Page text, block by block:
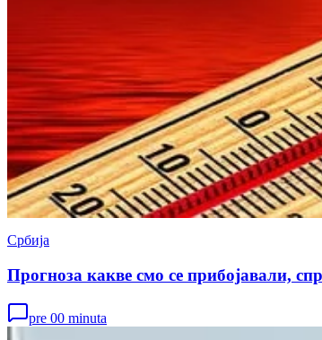
Србија
Прогноза какве смо се прибојавали,
pre 00 minuta